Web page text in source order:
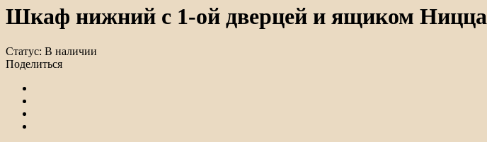
Шкаф нижний с 1-ой дверцей и ящиком Ницца
Статус: В наличии
Поделиться